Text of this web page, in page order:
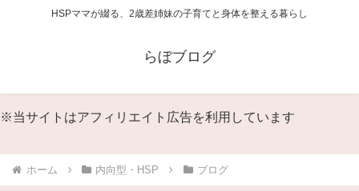
HSPママが綴る、2歳差姉妹の子育てと身体を整える暮らし
らぼブログ
※当サイトはアフィリエイト広告を利用しています
ホーム 内向型・HSP ブログ